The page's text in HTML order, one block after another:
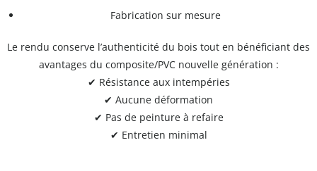
Fabrication sur mesure
Le rendu conserve l’authenticité du bois tout en bénéficiant des
avantages du composite/PVC nouvelle génération :
✔ Résistance aux intempéries
✔ Aucune déformation
✔ Pas de peinture à refaire
✔ Entretien minimal